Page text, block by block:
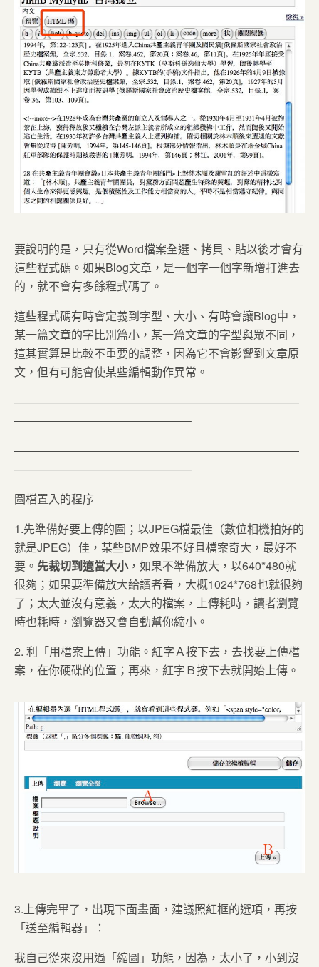
要說明的是，只有從Word檔案全選、拷貝、貼以後才會有
這些程式碼。如果Blog文章，是一個字一個字新增打進去
的，就不會有多餘程式碼了。
這些程式碼有時會定義到字型、大小、有時會讓Blog中，
某一篇文章的字比別篇小，某一篇文章的字型與眾不同，
這其實算是比較不重要的調整，因為它不會影響到文章原
文，但有可能會使某些編輯動作異常。
—————————————————————————
———————————————–
—————————————————————————
———————————————–
圖檔置入的程序
1.先準備好要上傳的圖；以JPEG檔最佳（數位相機拍好的
就是JPEG）佳，某些BMP效果不好且檔案奇大，最好不
要。 先裁切到適當大小，如果不準備放大，以640*480就
很夠；如果要準備放大給讀者看，大概1024*768也就很夠
了；太大並沒有意義，太大的檔案，上傳耗時，讀者瀏覽
時也耗時，瀏覽器又會自動幫你縮小。
2. 利「用檔案上傳」功能。紅字Ａ按下去，去找要上傳檔
案，在你硬碟的位置；再來，紅字Ｂ按下去就開始上傳。
3.上傳完畢了，出現下面畫面，建議照紅框的選項，再按
「送至編輯器」：
我自己從來沒用過「縮圖」功能，因為，太小了，小到沒